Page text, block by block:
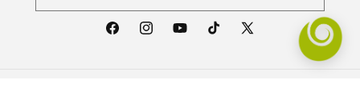
FacebookInstagramYouTubeTikTokX